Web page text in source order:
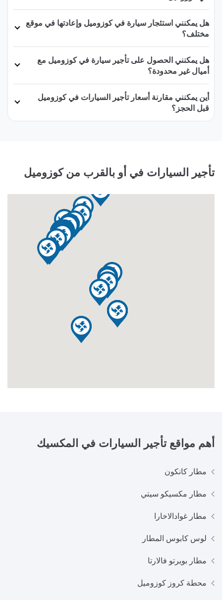
هل يمكنني استئجار سيارة في كوزوميل وإعادتها في موقع
مختلف؟
هل يمكنني الحصول على تأجير سيارة في كوزوميل مع
أميال غير محدودة؟
أين يمكنني مقارنة أسعار تأجير السيارات في كوزوميل
قبل الحجز؟
تأجير السيارات في أو بالقرب من كوزوميل
أهم مواقع تأجير السيارات في المكسيك
مطار كانكون
مطار مكسيكو سيتي
مطار غوادالاخارا
لوس كابوس المطار
مطار بويرتو فاﻻرتا
محطة كروز كوزوميل